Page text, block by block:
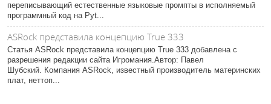
переписывающий естественные языковые промпты в исполняемый
программный код на Pyt...
ASRock представила концепцию True 333
Статья ASRock представила концепцию True 333 добавлена с
разрешения редакции сайта Игромания.Автор: Павел
Шубский. Компания ASRock, известный производитель материнских
плат, неттоп...